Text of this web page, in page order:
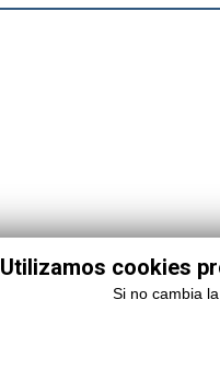
Utilizamos cookies
Si no cambia